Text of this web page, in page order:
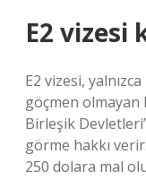
E2 vizesi
E2 vizesi,
göçmen
Birleşik
görme hakkı
250 dolara mal